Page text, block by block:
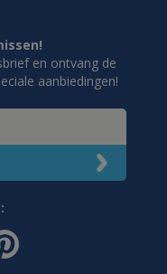
en ontvang de
aanbiedingen!